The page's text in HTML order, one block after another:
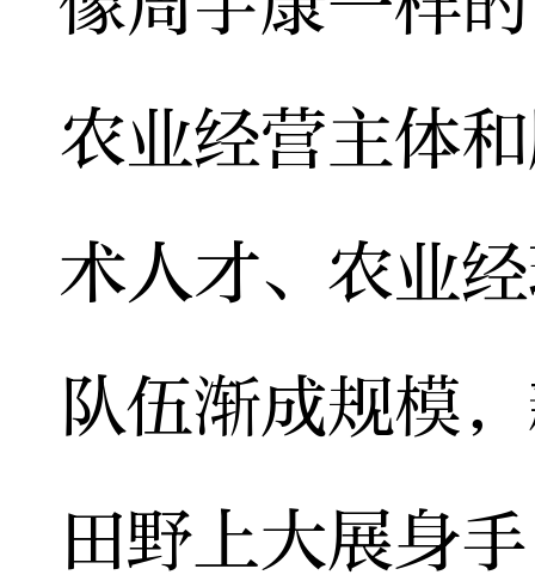
农业经营主体
术人才、农业
队伍渐成规模
田野上大展身